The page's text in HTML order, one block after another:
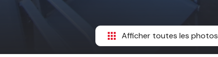
Afficher toutes les photos